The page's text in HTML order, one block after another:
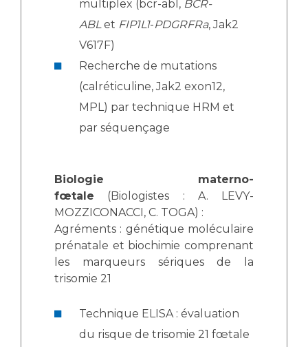
multiplex (bcr-abl, BCR-
ABL et FIP1L1-PDGRFRa, Jak2
V617F)
Recherche de mutations
(calréticuline, Jak2 exon12,
MPL) par technique HRM et
par séquençage
Biologie materno-
fœtale (Biologistes : A. LEVY-
MOZZICONACCI, C. TOGA) :
Agréments : génétique moléculaire
prénatale et biochimie comprenant
les marqueurs sériques de la
trisomie 21
Technique ELISA : évaluation
du risque de trisomie 21 fœtale